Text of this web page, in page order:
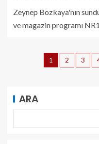
Zeynep Bozkaya'nın
ve magazin programı
1 2 3
ARA